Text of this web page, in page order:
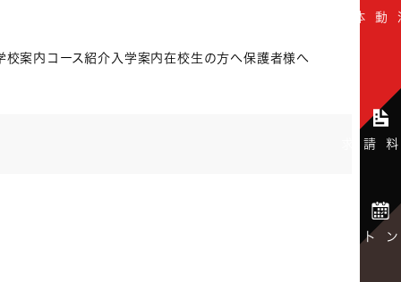
校案内 コース紹介 入学案内在校生の方へ保護者様へ